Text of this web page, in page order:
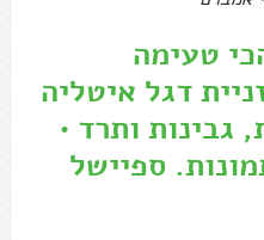
טעימה
דגל איטליה
גבינות ותרד •
ספיישל